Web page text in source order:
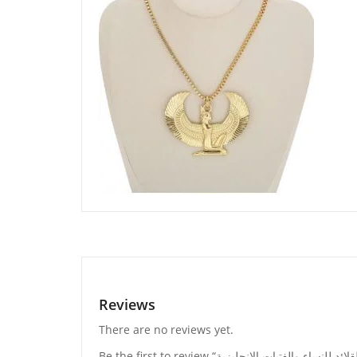
Reviews
There are no reviews yet.